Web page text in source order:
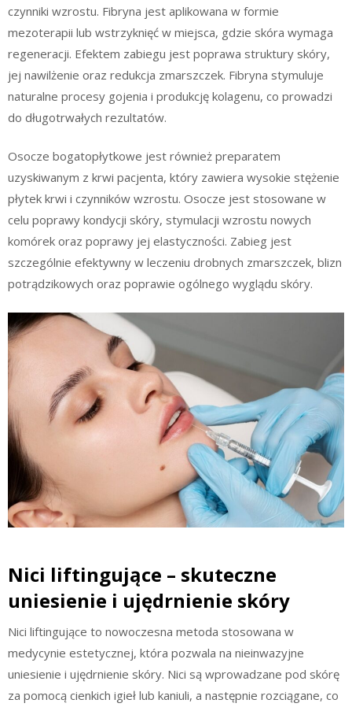
czynniki wzrostu. Fibryna jest aplikowana w formie
mezoterapii lub wstrzyknięć w miejsca, gdzie skóra wymaga
regeneracji. Efektem zabiegu jest poprawa struktury skóry,
jej nawilżenie oraz redukcja zmarszczek. Fibryna stymuluje
naturalne procesy gojenia i produkcję kolagenu, co prowadzi
do długotrwałych rezultatów.
Osocze bogatopłytkowe jest również preparatem
uzyskiwanym z krwi pacjenta, który zawiera wysokie stężenie
płytek krwi i czynników wzrostu. Osocze jest stosowane w
celu poprawy kondycji skóry, stymulacji wzrostu nowych
komórek oraz poprawy jej elastyczności. Zabieg jest
szczególnie efektywny w leczeniu drobnych zmarszczek, blizn
potrądzikowych oraz poprawie ogólnego wyglądu skóry.
Nici liftingujące – skuteczne
uniesienie i ujędrnienie skóry
Nici liftingujące to nowoczesna metoda stosowana w
medycynie estetycznej, która pozwala na nieinwazyjne
uniesienie i ujędrnienie skóry. Nici są wprowadzane pod skórę
za pomocą cienkich igieł lub kaniuli, a następnie rozciągane, co